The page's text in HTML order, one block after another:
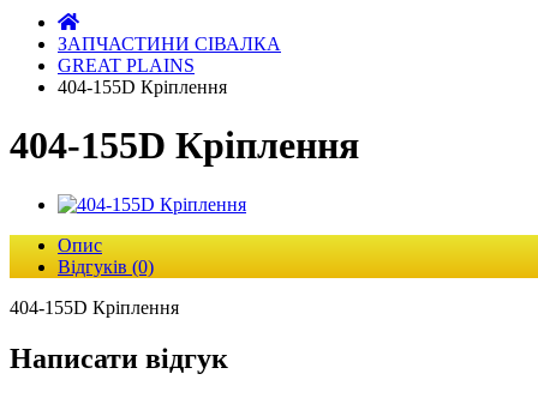
ЗАПЧАСТИНИ СІВАЛКА
GREAT PLAINS
404-155D Кріплення
404-155D Кріплення
Опис
Відгуків (0)
404-155D Кріплення
Написати відгук